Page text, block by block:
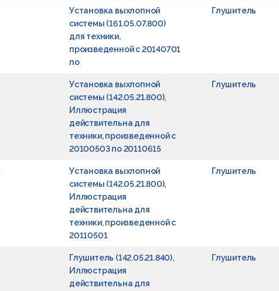
Установка выхлопной
системы (161.05.07.800)
для техники,
произведенной с 20140701
по
Глушитель
Установка выхлопной
системы (142.05.21.800),
Иллюстрация
действительна для
техники, произведенной с
20100503 по 20110615
Глушитель
Установка выхлопной
системы (142.05.21.800),
Иллюстрация
действительна для
техники, произведенной с
20110501
Глушитель
Глушитель (142.05.21.840),
Иллюстрация
действительна для
Глушитель